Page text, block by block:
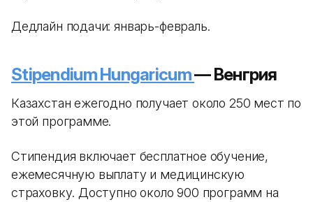
Дедлайн подачи: январь-февраль.
Stipendium Hungaricum— Венгрия
Казахстан ежегодно получает около 250 мест по
этой программе.
Стипендия включает бесплатное обучение,
ежемесячную выплату и медицинскую
страховку. Доступно около 900 программ на